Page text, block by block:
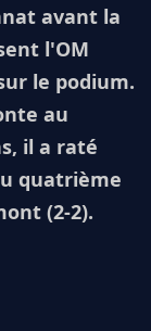
avant la
l'OM
le podium.
au
il a raté
quatrième
(2-2).